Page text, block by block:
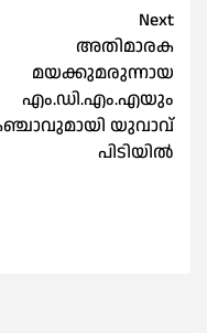
Next
അതിമാരക
മയക്കുമരുന്നായ
എം.ഡി.എം.എയും
യുവാവ്
പിടിയിൽ